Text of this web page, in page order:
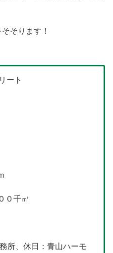
そります！
ート
０千㎥
所、休日：青山ハーモ